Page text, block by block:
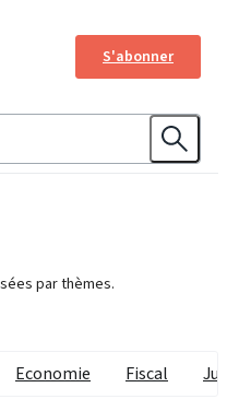
S'abonner
par thèmes.
Economie Fiscal